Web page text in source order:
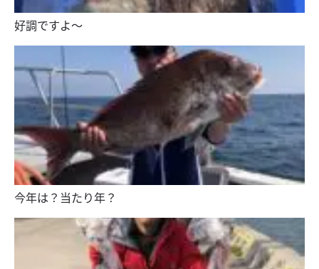
好調ですよ〜
今年は？当たり年？